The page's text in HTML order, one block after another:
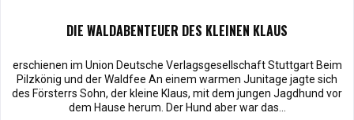
DIE WALDABENTEUER DES KLEINEN KLAUS
erschienen im Union Deutsche Verlagsgesellschaft Stuttgart Beim
Pilzkönig und der Waldfee An einem warmen Junitage jagte sich
des Försterrs Sohn, der kleine Klaus, mit dem jungen Jagdhund vor
dem Hause herum. Der Hund aber war das...